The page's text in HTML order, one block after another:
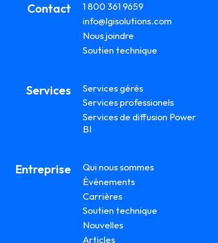
Contact
1 800 361 9659
info@lgisolutions.com
Nous joindre
Soutien technique
Services
Services gérés
Services professionels
Services de diffusion Power
BI
Entreprise
Qui nous sommes
Événements
Carrières
Soutien technique
Nouvelles
Articles